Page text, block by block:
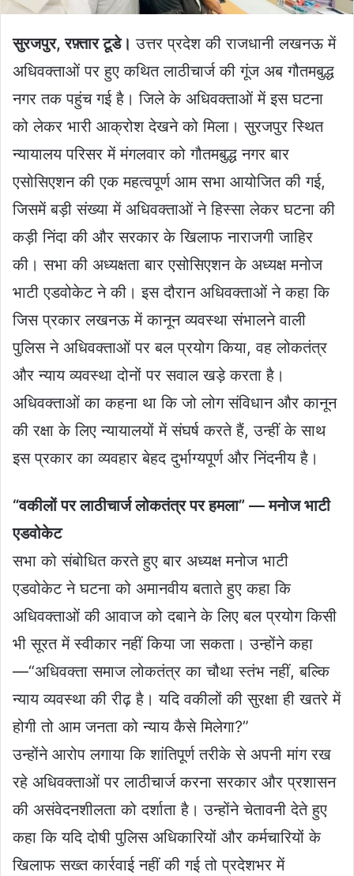
सुरजपुर, रफ़्तार टूडे। उत्तर प्रदेश की राजधानी लखनऊ में
अधिवक्ताओं पर हुए कथित लाठीचार्ज की गूंज अब गौतमबुद्ध
नगर तक पहुंच गई है। जिले के अधिवक्ताओं में इस घटना
को लेकर भारी आक्रोश देखने को मिला। सुरजपुर स्थित
न्यायालय परिसर में मंगलवार को गौतमबुद्ध नगर बार
एसोसिएशन की एक महत्वपूर्ण आम सभा आयोजित की गई,
जिसमें बड़ी संख्या में अधिवक्ताओं ने हिस्सा लेकर घटना की
कड़ी निंदा की और सरकार के खिलाफ नाराजगी जाहिर
की। सभा की अध्यक्षता बार एसोसिएशन के अध्यक्ष मनोज
भाटी एडवोकेट ने की। इस दौरान अधिवक्ताओं ने कहा कि
जिस प्रकार लखनऊ में कानून व्यवस्था संभालने वाली
पुलिस ने अधिवक्ताओं पर बल प्रयोग किया, वह लोकतंत्र
और न्याय व्यवस्था दोनों पर सवाल खड़े करता है।
अधिवक्ताओं का कहना था कि जो लोग संविधान और कानून
की रक्षा के लिए न्यायालयों में संघर्ष करते हैं, उन्हीं के साथ
इस प्रकार का व्यवहार बेहद दुर्भाग्यपूर्ण और निंदनीय है।
“वकीलों पर लाठीचार्ज लोकतंत्र पर हमला” — मनोज भाटी
एडवोकेट
सभा को संबोधित करते हुए बार अध्यक्ष मनोज भाटी
एडवोकेट ने घटना को अमानवीय बताते हुए कहा कि
अधिवक्ताओं की आवाज को दबाने के लिए बल प्रयोग किसी
भी सूरत में स्वीकार नहीं किया जा सकता। उन्होंने कहा
—“अधिवक्ता समाज लोकतंत्र का चौथा स्तंभ नहीं, बल्कि
न्याय व्यवस्था की रीढ़ है। यदि वकीलों की सुरक्षा ही खतरे में
होगी तो आम जनता को न्याय कैसे मिलेगा?”
उन्होंने आरोप लगाया कि शांतिपूर्ण तरीके से अपनी मांग रख
रहे अधिवक्ताओं पर लाठीचार्ज करना सरकार और प्रशासन
की असंवेदनशीलता को दर्शाता है। उन्होंने चेतावनी देते हुए
कहा कि यदि दोषी पुलिस अधिकारियों और कर्मचारियों के
खिलाफ सख्त कार्रवाई नहीं की गई तो प्रदेशभर में